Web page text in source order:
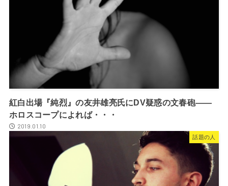
紅白出場『純烈』の友井雄亮氏にDV疑惑の文春砲――
ホロスコープによれば・・・
2019.01.10
話題の人